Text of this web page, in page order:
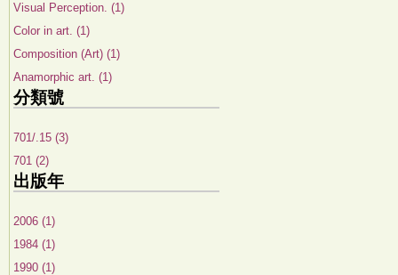
Visual Perception. (1)
Color in art. (1)
Composition (Art) (1)
Anamorphic art. (1)
分類號
701/.15 (3)
701 (2)
出版年
2006 (1)
1984 (1)
1990 (1)